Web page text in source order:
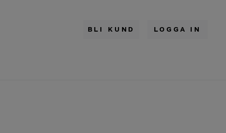
BLI KUND LOGGA IN